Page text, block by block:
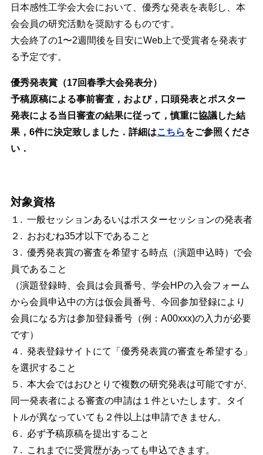
日本感性工学会大会において、優秀な発表を表彰し、本
会会員の研究活動を奨励するものです。
大会終了の1〜2週間後を目安にWeb上で受賞者を発表す
る予定です。
優秀発表賞（17回春季大会発表分）
予稿原稿による事前審査，および，口頭発表とポスター
発表による当日審査の結果に従って，慎重に協議した結
果，6件に決定致しました．詳細はこちらをご参照くださ
い．
対象資格
１. 一般セッションあるいはポスターセッションの発表者
２. おおむね35才以下であること
３. 優秀発表賞の審査を希望する時点（演題申込時）で会
員であること
（演題登録時、会員は会員番号、学会HPの入会フォーム
から会員申込中の方は仮会員番号、今回参加登録により
会員になる方は参加登録番号（例：A00xxx)の入力が必要
です）
４. 発表登録サイトにて「優秀発表賞の審査を希望する」
を選択すること
５. 本大会ではおひとりで複数の研究発表は可能ですが、
同一発表者による審査の申請は１件といたします。タイ
トルが異なっていても２件以上は申請できません。
６. 必ず予稿原稿を提出すること
７. これまでに受賞歴があっても申込できます。